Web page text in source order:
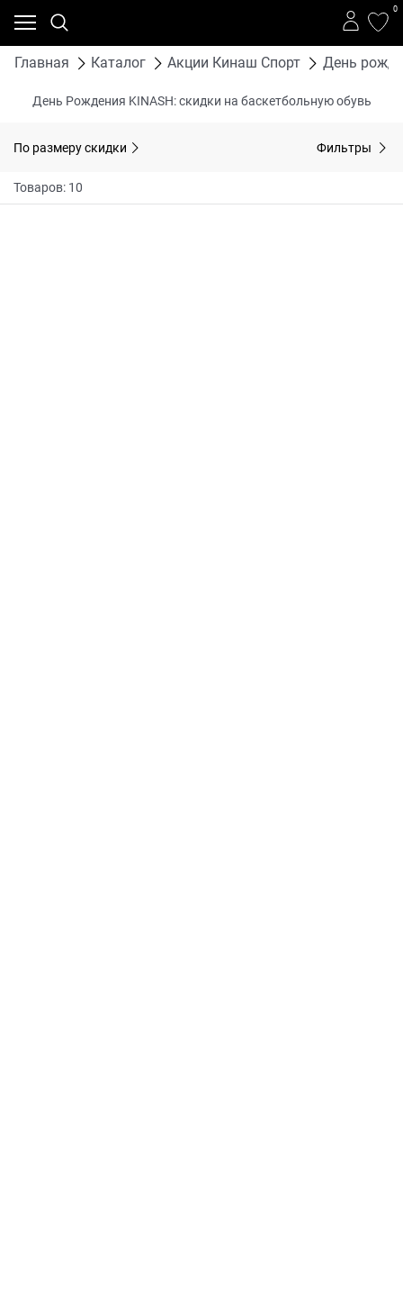
0
Главная Каталог Акции Кинаш Спорт День
День Рождения KINASH: скидки на баскетбольную обувь
По размеру скидки Фильтры
Товаров: 10